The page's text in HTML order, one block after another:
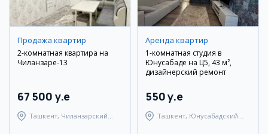
Продажа квартир
2-комнатная квартира на
Чиланзаре-13
67 500 y.e
Ташкент, Чиланзарский
Аренда квартир
1-комнатная студия в
Юнусабаде на Ц5, 43 м²,
дизайнерский ремонт
550 y.e
Ташкент, Юнусабадский